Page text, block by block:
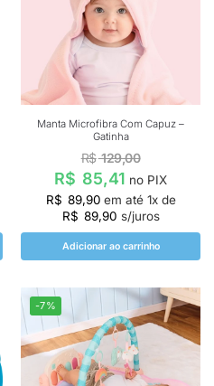
Manta Microfibra Com Capuz –
Gatinha
R$129,00
R$ 85,41 no PIX
R$ 89,90 em até 1x de
R$ 89,90 s/juros
Adicionar ao carrinho
-7%